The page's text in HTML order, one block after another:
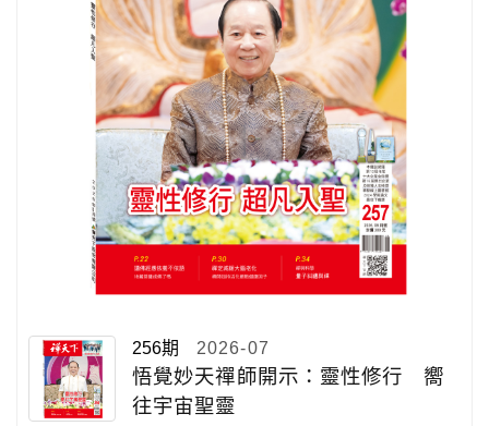
256期 2026-07
悟覺妙天禪師開示：靈性修行 嚮
往宇宙聖靈